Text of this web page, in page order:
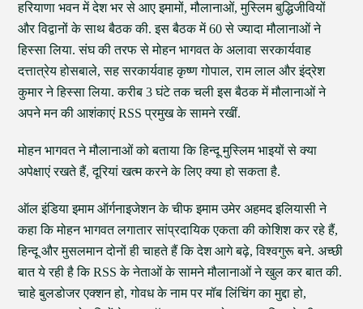
हरियाणा भवन में देश भर से आए इमामों, मौलानाओं, मुस्लिम बुद्धिजीवियों
और विद्वानों के साथ बैठक की. इस बैठक में 60 से ज्यादा मौलानाओं ने
हिस्सा लिया. संघ की तरफ से मोहन भागवत के अलावा सरकार्यवाह
दत्तात्रेय होसबाले, सह सरकार्यवाह कृष्ण गोपाल, राम लाल और इंद्रेश
कुमार ने हिस्सा लिया. करीब 3 घंटे तक चली इस बैठक में मौलानाओं ने
अपने मन की आशंकाएं RSS प्रमुख के सामने रखीं.
मोहन भागवत ने मौलानाओं को बताया कि हिन्दू मुस्लिम भाइयों से क्या
अपेक्षाएं रखते हैं, दूरियां खत्म करने के लिए क्या हो सकता है.
ऑल इंडिया इमाम ऑर्गनाइजेशन के चीफ इमाम उमेर अहमद इलियासी ने
कहा कि मोहन भागवत लगातार सांप्रदायिक एकता की कोशिश कर रहे हैं,
हिन्दू और मुसलमान दोनों ही चाहते हैं कि देश आगे बढ़े, विश्वगुरू बने. अच्छी
बात ये रही है कि RSS के नेताओं के सामने मौलानाओं ने खुल कर बात की.
चाहे बुलडोजर एक्शन हो, गोवध के नाम पर मॉब लिंचिंग का मुद्दा हो,